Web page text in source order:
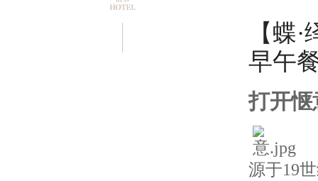
【蝶
早午
打开惬
源于19